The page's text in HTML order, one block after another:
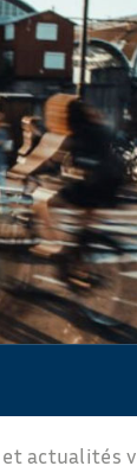
actualités